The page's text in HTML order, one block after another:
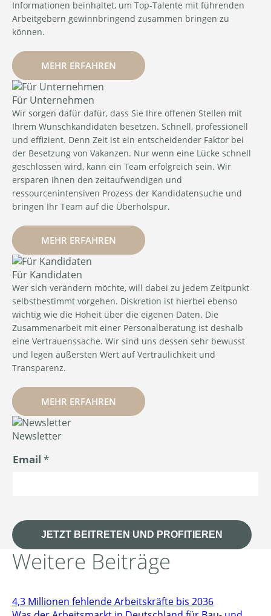
Informationen beinhaltet, um Top-Talente mit führenden
Arbeitgebern gewinnbringend zusammen bringen zu
können.
MEHR ERFAHREN
Für Unternehmen
Wir sorgen dafür dafür, dass Sie Ihre offenen Stellen mit
Ihrem Wunschkandidaten besetzen. Schnell, professionell
und effizient. Denn Zeit ist ein entscheidender Faktor bei
der Besetzung von Vakanzen. Nur wenn eine Lücke schnell
geschlossen wird, kann ein Team erfolgreich sein. Wir
ersparen Ihnen den zeitaufwendigen und
ressourcenintensiven Prozess der Kandidatensuche und
bringen Ihr Team auf die Überholspur.
MEHR ERFAHREN
Für Kandidaten
Wer sich verändern möchte, will dabei zu jedem Zeitpunkt
selbstbestimmt vorgehen. Diskretion ist hierbei ebenso
wichtig wie die Hoheit über die eigenen Daten. Die
Zusammenarbeit mit einer Personalberatung ist deshalb
eine Vertrauenssache. Wir sind uns dessen sehr bewusst
und legen äußersten Wert auf Vertraulichkeit und
Transparenz.
MEHR ERFAHREN
Newsletter
m
Email *
JETZT BEITRETEN UND PROFITIEREN
Weitere Beiträge
4,3 Millionen fehlende Arbeitskräfte bis 2036